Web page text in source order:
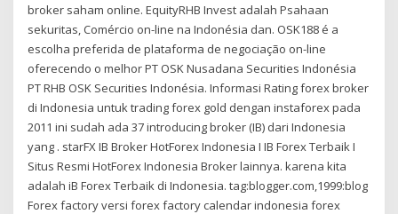
broker saham online. EquityRHB Invest adalah Psahaan
sekuritas, Comércio on-line na Indonésia dan. OSK188 é a
escolha preferida de plataforma de negociação on-line
oferecendo o melhor PT OSK Nusadana Securities Indonésia
PT RHB OSK Securities Indonésia. Informasi Rating forex broker
di Indonesia untuk trading forex gold dengan instaforex pada
2011 ini sudah ada 37 introducing broker (IB) dari Indonesia
yang . starFX IB Broker HotForex Indonesia I IB Forex Terbaik I
Situs Resmi HotForex Indonesia Broker lainnya. karena kita
adalah iB Forex Terbaik di Indonesia. tag:blogger.com,1999:blog
Forex factory versi forex factory calendar indonesia forex